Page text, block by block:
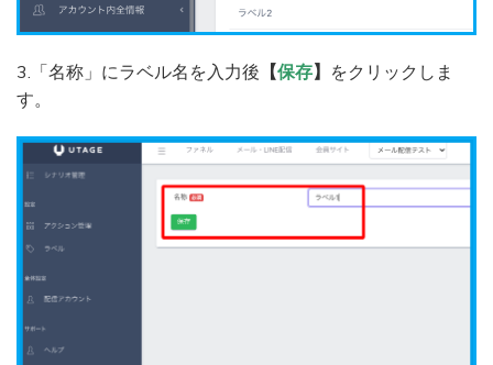
3.「名称」にラベル名を入力後 【保存】 をクリックしま
す。